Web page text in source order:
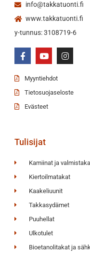
info@takkatuonti.fi
www.takkatuonti.fi
y-tunnus: 3108719-6
Myyntiehdot
Tietosuojaseloste
Evästeet
Tulisijat
Kamiinat ja
Kiertoilmatakat
Kaakeliuunit
Takkasydämet
Puuhellat
Ulkotulet
Bioetanolitakat ja